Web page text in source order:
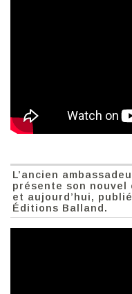
L’ancien
présente son nouvel
et aujourd’hui,
Éditions Balland.